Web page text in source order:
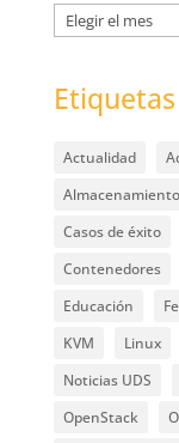
Archivos
Etiquetas
Actualidad
Almacenamiento
Casos de éxito
Contenedores
Educación
KVM
Linux
Noticias UDS
OpenStack